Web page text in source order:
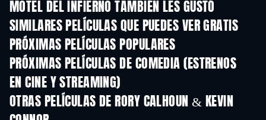
MOTEL DEL INFIERNO TAMBIÉN LES GUSTÓ
SIMILARES PELÍCULAS QUE PUEDES VER GRATIS
PRÓXIMAS PELÍCULAS POPULARES
PRÓXIMAS PELÍCULAS DE COMEDIA (ESTRENOS
EN CINE Y STREAMING)
OTRAS PELÍCULAS DE RORY CALHOUN & KEVIN